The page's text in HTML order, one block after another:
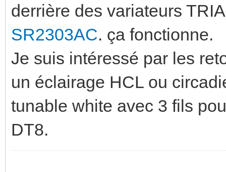
derrière des variateurs
SR2303AC. ça fonctionne.
Je suis intéressé par les
un éclairage HCL ou
tunable white avec 3 fils
DT8.